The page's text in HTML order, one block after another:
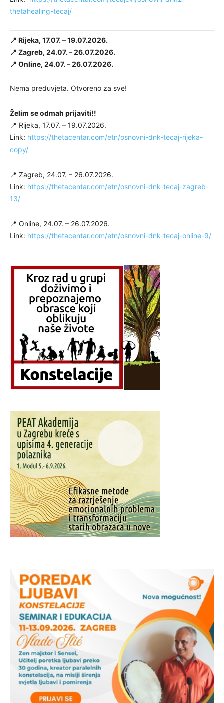
thetahealing-tecaj/
📍 Rijeka, 17.07. – 19.07.2026.
📍 Zagreb, 24.07. – 26.07.2026.
📍 Online, 24.07. – 26.07.2026.
Nema preduvjeta. Otvoreno za sve!
Želim se odmah prijaviti!!
📍 Rijeka, 17.07. – 19.07.2026.
Link: https://thetacentar.com/etn/osnovni-dnk-tecaj-rijeka-
copy/
📍 Zagreb, 24.07. – 26.07.2026.
Link: https://thetacentar.com/etn/osnovni-dnk-tecaj-zagreb-
13/
📍 Online, 24.07. – 26.07.2026.
Link: https://thetacentar.com/etn/osnovni-dnk-tecaj-online-9/